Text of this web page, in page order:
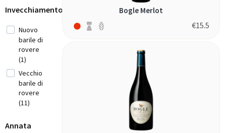
Montenegro
Nuovo
Zelanda (5)
Portogallo
(34)
Repubblica
teroldego
(1)
zinfandel
(5)
Invecchiamento
Nuovo
barile di
rovere
(1)
Vecchio
barile di
rovere
(11)
Annata
Bogle Merlot
€15.5